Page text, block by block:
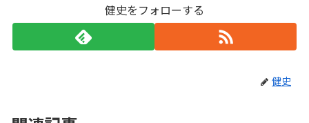
健史をフォローする
健史